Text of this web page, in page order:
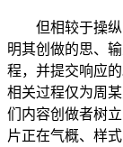
但相较于操纵
明其创做的思、
程，并提交响应
相关过程仅为周
们内容创做者树
片正在气概、样